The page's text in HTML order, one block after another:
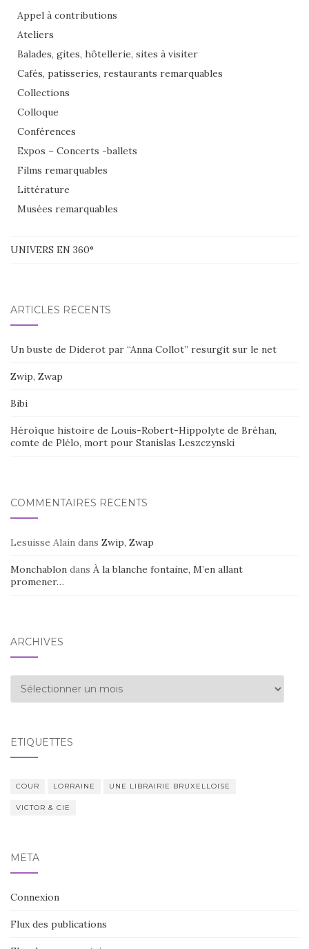
Appel à contributions
Ateliers
Balades, gites, hôtellerie, sites à visiter
Cafés, patisseries, restaurants remarquables
Collections
Colloque
Conférences
Expos – Concerts -ballets
Films remarquables
Littérature
Musées remarquables
UNIVERS EN 360°
ARTICLES RÉCENTS
Un buste de Diderot par “Anna Collot” resurgit sur le net
Zwip, Zwap
Bibi
Héroïque histoire de Louis-Robert-Hippolyte de Bréhan,
comte de Plélo, mort pour Stanislas Leszczynski
COMMENTAIRES RÉCENTS
Lesuisse Alain dans Zwip, Zwap
Monchablon dans À la blanche fontaine, M’en allant
promener…
ARCHIVES
Archives
ÉTIQUETTES
COUR LORRAINE UNE LIBRAIRIE BRUXELLOISE
VICTOR & CIE
MÉTA
Connexion
Flux des publications